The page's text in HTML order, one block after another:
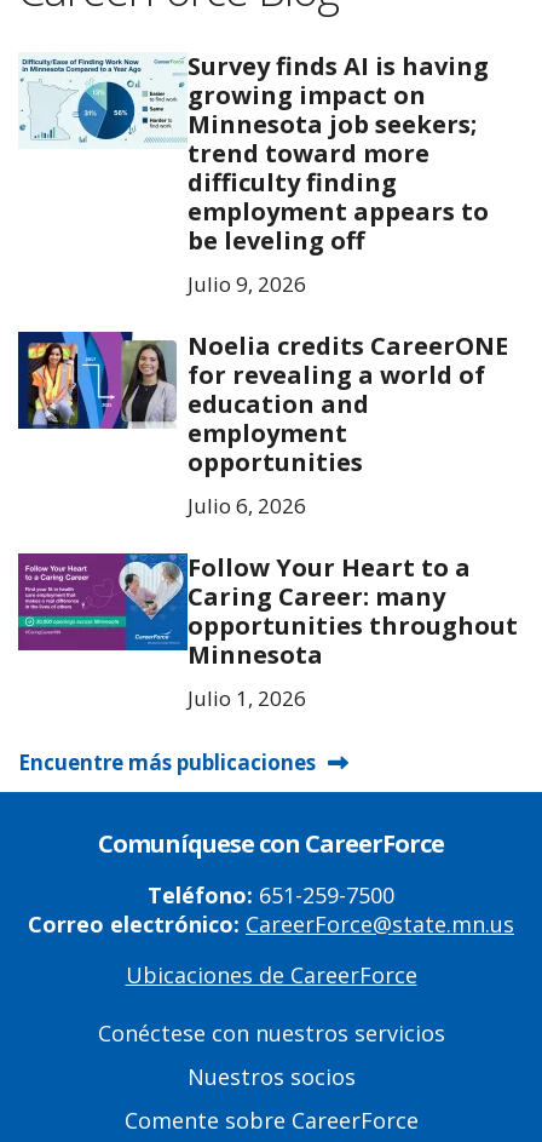
Survey finds AI is having
growing impact on
Minnesota job seekers;
trend toward more
difficulty finding
employment appears to
be leveling off
Julio 9, 2026
Noelia credits CareerONE
for revealing a world of
education and
employment
opportunities
Julio 6, 2026
Follow Your Heart to a
Caring Career: many
opportunities throughout
Minnesota
Julio 1, 2026
Encuentre más publicaciones
Comuníquese con CareerForce
Teléfono: 651-259-7500
Correo electrónico: CareerForce@state.mn.us
Ubicaciones de CareerForce
Conéctese con nuestros servicios
Nuestros socios
Comente sobre CareerForce